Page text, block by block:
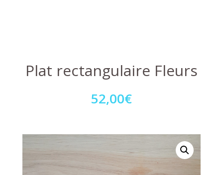
Plat rectangulaire Fleurs
52,00€